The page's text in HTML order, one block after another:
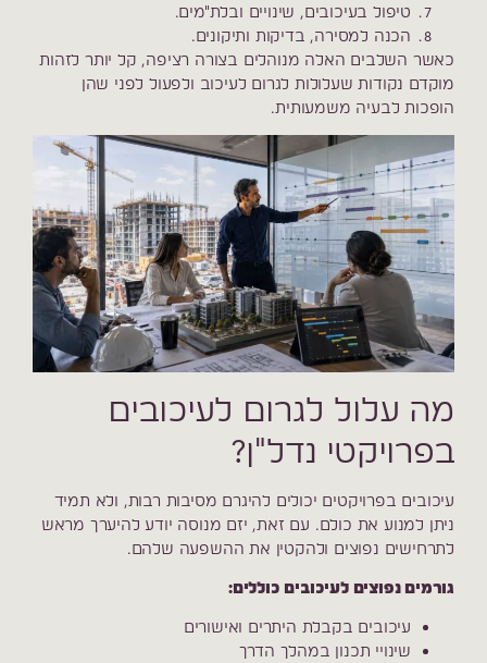
טיפול בעיכובים, שינויים ובלת"מים.
הכנה למסירה, בדיקות ותיקונים.
כאשר השלבים האלה מנוהלים בצורה רציפה, קל יותר לזהות
מוקדם נקודות שעלולות לגרום לעיכוב ולפעול לפני שהן
הופכות לבעיה משמעותית.
מה עלול לגרום לעיכובים
בפרויקטי נדל"ן?
עיכובים בפרויקטים יכולים להיגרם מסיבות רבות, ולא תמיד
ניתן למנוע את כולם. עם זאת, יזם מנוסה יודע להיערך מראש
לתרחישים נפוצים ולהקטין את ההשפעה שלהם.
גורמים נפוצים לעיכובים כוללים:
עיכובים בקבלת היתרים ואישורים
שינויי תכנון במהלך הדרך